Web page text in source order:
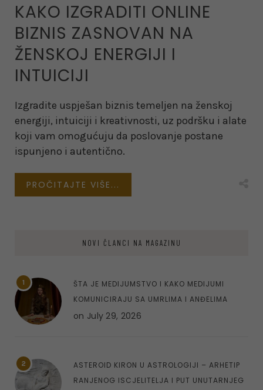
KAKO IZGRADITI ONLINE
BIZNIS ZASNOVAN NA
ŽENSKOJ ENERGIJI I
INTUICIJI
Izgradite uspješan biznis temeljen na ženskoj
energiji, intuiciji i kreativnosti, uz podršku i alate
koji vam omogućuju da poslovanje postane
ispunjeno i autentično.
PROČITAJTE VIŠE...
NOVI ČLANCI NA MAGAZINU
1
ŠTA JE MEDIJUMSTVO I KAKO MEDIJUMI
KOMUNICIRAJU SA UMRLIMA I ANĐELIMA
on July 29, 2026
2
ASTEROID KIRON U ASTROLOGIJI – ARHETIP
RANJENOG ISCJELITELJA I PUT UNUTARNJEG